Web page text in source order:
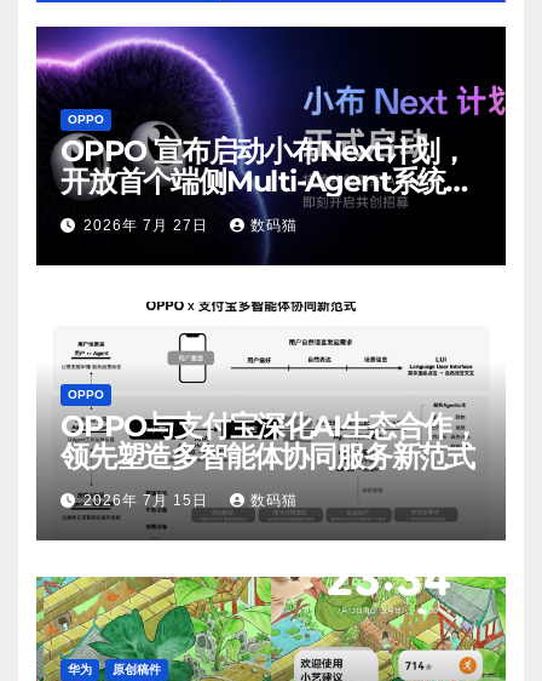
OPPO
OPPO 宣布启动小布Next计划，
开放首个端侧Multi-Agent系统内
测2026年 7月 27日 数码猫
OPPO
OPPO与支付宝深化AI生态合作，
领先塑造多智能体协同服务新范式
2026年 7月 15日 数码猫
华为 原创稿件